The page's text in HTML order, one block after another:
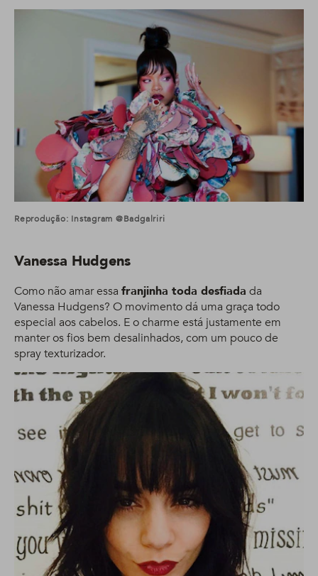
Reprodução: Instagram @badgalriri
Vanessa Hudgens
Como não amar essa franjinha toda desfiada da
Vanessa Hudgens? O movimento dá uma graça todo
especial aos cabelos. E o charme está justamente em
manter os fios bem desalinhados, com um pouco de
spray texturizador.